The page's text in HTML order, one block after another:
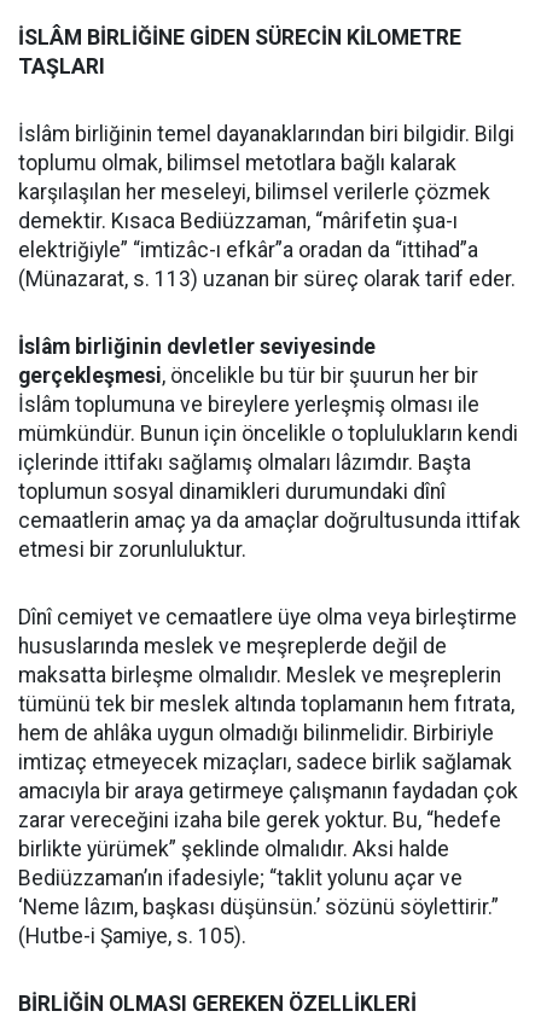
İSLÂM BİRLİĞİNE GİDEN SÜRECİN KİLOMETRE
TAŞLARI
İslâm birliğinin temel dayanaklarından biri bilgidir. Bilgi
toplumu olmak, bilimsel metotlara bağlı kalarak
karşılaşılan her meseleyi, bilimsel verilerle çözmek
demektir. Kısaca Bediüzzaman, “mârifetin şua-ı
elektriğiyle” “imtizâc-ı efkâr”a oradan da “ittihad”a
(Münazarat, s. 113) uzanan bir süreç olarak tarif eder.
İslâm birliğinin devletler seviyesinde
gerçekleşmesi, öncelikle bu tür bir şuurun her bir
İslâm toplumuna ve bireylere yerleşmiş olması ile
mümkündür. Bunun için öncelikle o toplulukların kendi
içlerinde ittifakı sağlamış olmaları lâzımdır. Başta
toplumun sosyal dinamikleri durumundaki dînî
cemaatlerin amaç ya da amaçlar doğrultusunda ittifak
etmesi bir zorunluluktur.
Dînî cemiyet ve cemaatlere üye olma veya birleştirme
hususlarında meslek ve meşreplerde değil de
maksatta birleşme olmalıdır. Meslek ve meşreplerin
tümünü tek bir meslek altında toplamanın hem fıtrata,
hem de ahlâka uygun olmadığı bilinmelidir. Birbiriyle
imtizaç etmeyecek mizaçları, sadece birlik sağlamak
amacıyla bir araya getirmeye çalışmanın faydadan çok
zarar vereceğini izaha bile gerek yoktur. Bu, “hedefe
birlikte yürümek” şeklinde olmalıdır. Aksi halde
Bediüzzaman’ın ifadesiyle; “taklit yolunu açar ve
‘Neme lâzım, başkası düşünsün.’ sözünü söylettirir.”
(Hutbe-i Şamiye, s. 105).
BİRLİĞİN OLMASI GEREKEN ÖZELLİKLERİ